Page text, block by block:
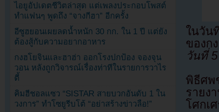
ในวัน
ของก
วันที่
พิธีศพ
รายง
โศกเ
ไอยูอัปเดตชีวิตล่าสุด แต่เพลงประกอบโพสต์
ทำแฟนๆ พูดถึง “จางกีฮา” อีกครั้ง
อีซูฮยอนเผยลดน้ำหนัก 30 กก. ใน 1 ปี แต่ยัง
ต้องสู้กับความอยากอาหาร
กงฮโยจินและฮาฮ่า ออกโรงปกป้อง จองจุน
วอน หลังถูกวิจารณ์เรื่องท่าทีในรายการวาไร
ตี้
คิมฮีชอลแซว “SISTAR สายบวกอันดับ 1 ใน
วงการ” ทำโซยูรีบโต้ “อย่าสร้างข่าวลือ!”